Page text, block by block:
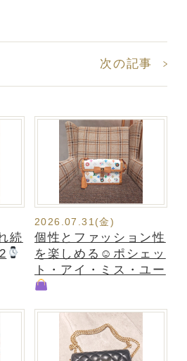
次の記事
続
2026.07.31(金)
個性とファッション性
を楽しめる☺ポシェッ
ト・アイ・ミス・ユー